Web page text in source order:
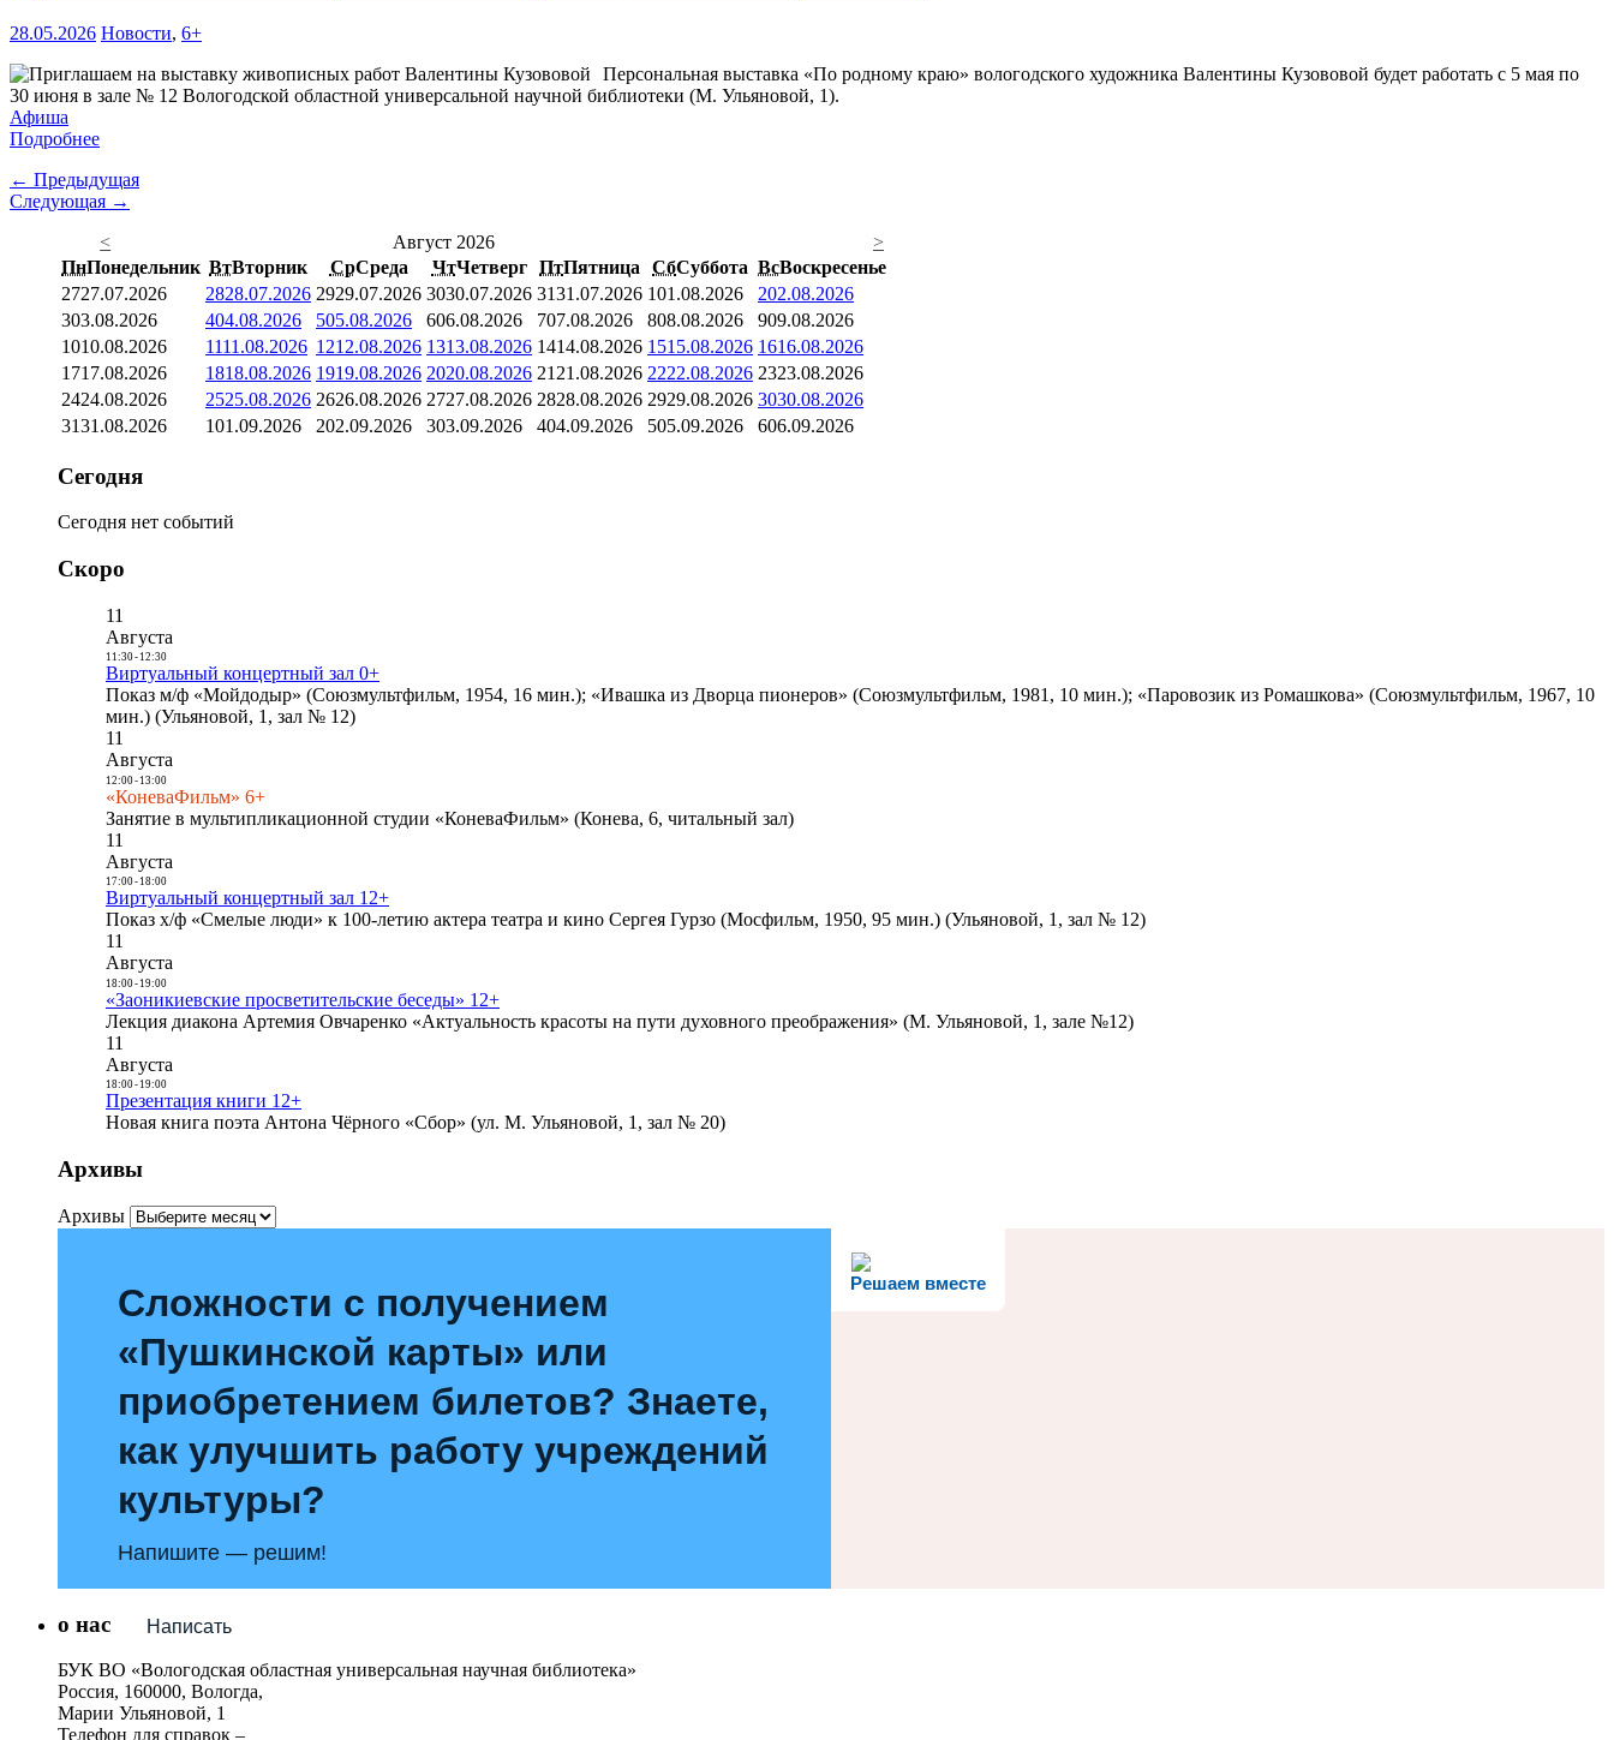
28.05.2026 Новости, 6+
Персональная выставка «По родному краю» вологодского художника Валентины Кузововой будет работать с 5 мая по
30 июня в зале № 12 Вологодской областной универсальной научной библиотеки (М. Ульяновой, 1).
Афиша
Подробнее
← Предыдущая
Следующая →
<
Август 2026
>
ПнПонедельник ВтВторник СрСреда ЧтЧетверг ПтПятница СбСуббота ВсВоскресенье
2727.07.2026 2828.07.2026 2929.07.2026 3030.07.2026 3131.07.2026 101.08.2026 202.08.2026
303.08.2026 404.08.2026 505.08.2026 606.08.2026 707.08.2026 808.08.2026 909.08.2026
1010.08.2026 1111.08.2026 1212.08.2026 1313.08.2026 1414.08.2026 1515.08.2026 1616.08.2026
1717.08.2026 1818.08.2026 1919.08.2026 2020.08.2026 21 21.08.2026 2222.08.2026 2323.08.2026
2424.08.2026 2525.08.2026 2626.08.2026 2727.08.2026 2828.08.2026 2929.08.2026 3030.08.2026
3131.08.2026 101.09.2026 202.09.2026 303.09.2026 404.09.2026 505.09.2026 606.09.2026
Сегодня
Сегодня нет событий
Скоро
11
Августа
11:30- 12:30
Виртуальный концертный зал 0+
Показ м/ф «Мойдодыр» (Союзмультфильм, 1954, 16 мин.); «Ивашка из Дворца пионеров» (Союзмультфильм, 1981, 10 мин.); «Паровозик из Ромашкова» (Союзмультфильм, 1967, 10
мин.) (Ульяновой, 1, зал № 12)
11
Августа
12:00- 13:00
«КоневаФильм» 6+
Занятие в мультипликационной студии «КоневаФильм» (Конева, 6, читальный зал)
11
Августа
17:00- 18:00
Виртуальный концертный зал 12+
Показ х/ф «Смелые люди» к 100-летию актера театра и кино Сергея Гурзо (Мосфильм, 1950, 95 мин.) (Ульяновой, 1, зал № 12)
11
Августа
18:00- 19:00
«Заоникиевские просветительские беседы» 12+
Лекция диакона Артемия Овчаренко «Актуальность красоты на пути духовного преображения» (М. Ульяновой, 1, зале №12)
11
Августа
18:00- 19:00
Презентация книги 12+
Новая книга поэта Антона Чёрного «Сбор» (ул. М. Ульяновой, 1, зал № 20)
Архивы
Архивы
Решаем вместе
Сложности с получением
«Пушкинской карты» или
приобретением билетов? Знаете,
как улучшить работу учреждений
культуры?
Напишите — решим!
Написать
о нас
БУК ВО «Вологодская областная универсальная научная библиотека»
Россия, 160000, Вологда,
Марии Ульяновой, 1
Телефон для справок –